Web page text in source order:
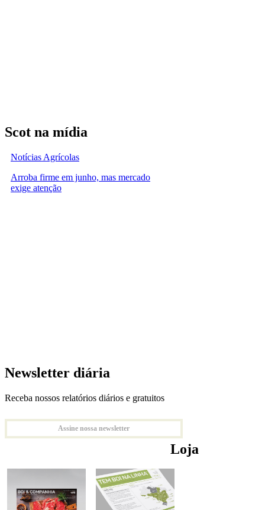
Scot na mídia
Notícias Agrícolas
Arroba firme em junho, mas mercado
exige atenção
Newsletter diária
Receba nossos relatórios diários e gratuitos
Assine nossa newsletter
Loja